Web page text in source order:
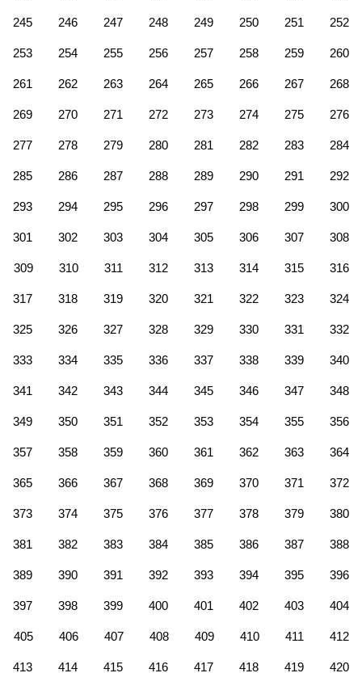
245 246 247 248 249 250 251 252
253 254 255 256 257 258 259 260
261 262 263 264 265 266 267 268
269 270 271 272 273 274 275 276
277 278 279 280 281 282 283 284
285 286 287 288 289 290 291 292
293 294 295 296 297 298 299 300
301 302 303 304 305 306 307 308
309 310 311 312 313 314 315 316
317 318 319 320 321 322 323 324
325 326 327 328 329 330 331 332
333 334 335 336 337 338 339 340
341 342 343 344 345 346 347 348
349 350 351 352 353 354 355 356
357 358 359 360 361 362 363 364
365 366 367 368 369 370 371 372
373 374 375 376 377 378 379 380
381 382 383 384 385 386 387 388
389 390 391 392 393 394 395 396
397 398 399 400 401 402 403 404
405 406 407 408 409 410 411 412
413 414 415 416 417 418 419 420